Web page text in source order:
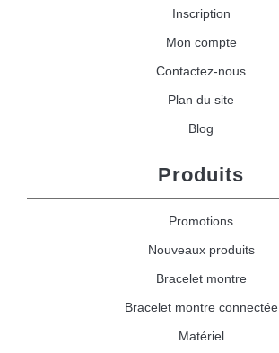
Inscription
Mon compte
Contactez-nous
Plan du site
Blog
Produits
Promotions
Nouveaux produits
Bracelet montre
Bracelet montre connectée
Matériel